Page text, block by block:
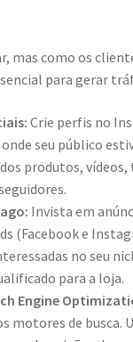
mas como os
para gerar
Crie perfis no
seu público
produtos,
Invista em
(Facebook e
no seu
para a loja.
Engine
motores de busca.